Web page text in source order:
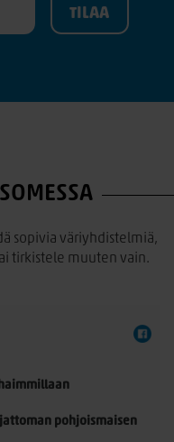
sopivia väriyhdistelmiä,
tirkistele muuten vain.
pohjoismaisen